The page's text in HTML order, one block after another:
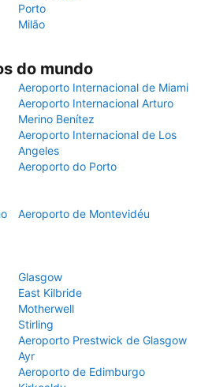
Porto
Milão
do mundo
Aeroporto Internacional de Miami
Aeroporto Internacional Arturo
Merino Benítez
Aeroporto Internacional de Los
Angeles
Aeroporto do Porto
Aeroporto de Montevidéu
Glasgow
East Kilbride
Motherwell
Stirling
Aeroporto Prestwick de Glasgow
Ayr
Aeroporto de Edimburgo